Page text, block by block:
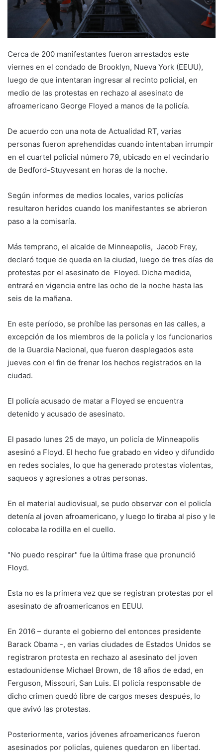
Cerca de 200 manifestantes fueron arrestados este
viernes en el condado de Brooklyn, Nueva York (EEUU),
luego de que intentaran ingresar al recinto policial, en
medio de las protestas en rechazo al asesinato de
afroamericano George Floyed a manos de la policía.
De acuerdo con una nota de Actualidad RT, varias
personas fueron aprehendidas cuando intentaban irrumpir
en el cuartel policial número 79, ubicado en el vecindario
de Bedford-Stuyvesant en horas de la noche.
Según informes de medios locales, varios policías
resultaron heridos cuando los manifestantes se abrieron
paso a la comisaría.
Más temprano, el alcalde de Minneapolis, Jacob Frey,
declaró toque de queda en la ciudad, luego de tres días de
protestas por el asesinato de Floyed. Dicha medida,
entrará en vigencia entre las ocho de la noche hasta las
seis de la mañana.
En este período, se prohíbe las personas en las calles, a
excepción de los miembros de la policía y los funcionarios
de la Guardia Nacional, que fueron desplegados este
jueves con el fin de frenar los hechos registrados en la
ciudad.
El policía acusado de matar a Floyed se encuentra
detenido y acusado de asesinato.
El pasado lunes 25 de mayo, un policía de Minneapolis
asesinó a Floyd. El hecho fue grabado en video y difundido
en redes sociales, lo que ha generado protestas violentas,
saqueos y agresiones a otras personas.
En el material audiovisual, se pudo observar con el policía
detenía al joven afroamericano, y luego lo tiraba al piso y le
colocaba la rodilla en el cuello.
"No puedo respirar" fue la última frase que pronunció
Floyd.
Esta no es la primera vez que se registran protestas por el
asesinato de afroamericanos en EEUU.
En 2016 – durante el gobierno del entonces presidente
Barack Obama -, en varias ciudades de Estados Unidos se
registraron protesta en rechazo al asesinato del joven
estadounidense Michael Brown, de 18 años de edad, en
Ferguson, Missouri, San Luis. El policía responsable de
dicho crimen quedó libre de cargos meses después, lo
que avivó las protestas.
Posteriormente, varios jóvenes afroamericanos fueron
asesinados por policías, quienes quedaron en libertad.